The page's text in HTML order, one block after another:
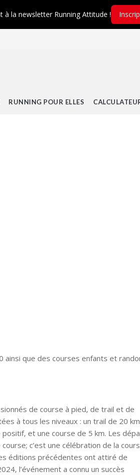
RUNNING POUR ELLES
que des courses enfants et
de course à pied, de trail et de
à tous les niveaux : un trail de 20
et une course de 5 km. Les
c’est une célébration de la
éditions précédentes ont attiré de
l’événement a connu un succès
à la newsletter Running Attitude !